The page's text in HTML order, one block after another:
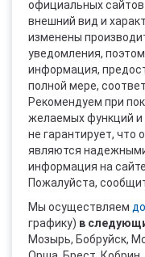
официальных
внешний вид и
изменены
уведомления,
информация,
полной мере,
Рекомендуем при
желаемых функций и
не гарантирует, что
являются
информация на
Пожалуйста,
Мы осуществляем
графику) в
Мозырь, Бобруйск,